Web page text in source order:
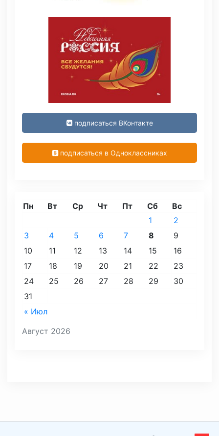
подписаться ВКонтакте
подписаться в Одноклассниках
Август 2026
Пн Вт Ср Чт Пт Сб Вс
« Июл
1
2
3
4 5 6 7 8
9
10
11 12 13 14 15
16
17
18 19 20 21 22
23
24
25 26 27 28 29
30
31